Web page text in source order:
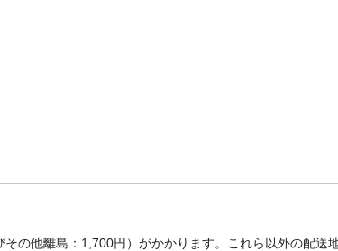
の他離島：1,700円）がかかります。これら以外の配送